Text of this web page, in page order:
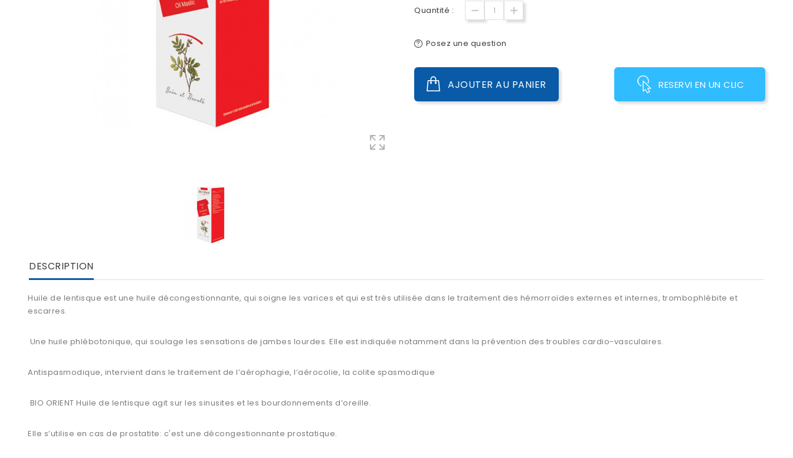
Quantité :
Posez une question
AJOUTER AU PANIER RESERVI EN UN CLIC
DESCRIPTION
Huile de lentisque est une huile décongestionnante, qui soigne les varices et qui est très utilisée dans le traitement des hémorroïdes externes et internes, trombophlébite et
escarres.
Une huile phlébotonique, qui soulage les sensations de jambes lourdes. Elle est indiquée notamment dans la prévention des troubles cardio-vasculaires.
Antispasmodique, intervient dans le traitement de l’aérophagie, l’aérocolie, la colite spasmodique
BIO ORIENT Huile de lentisque agit sur les sinusites et les bourdonnements d’oreille.
Elle s’utilise en cas de prostatite: c'est une décongestionnante prostatique.